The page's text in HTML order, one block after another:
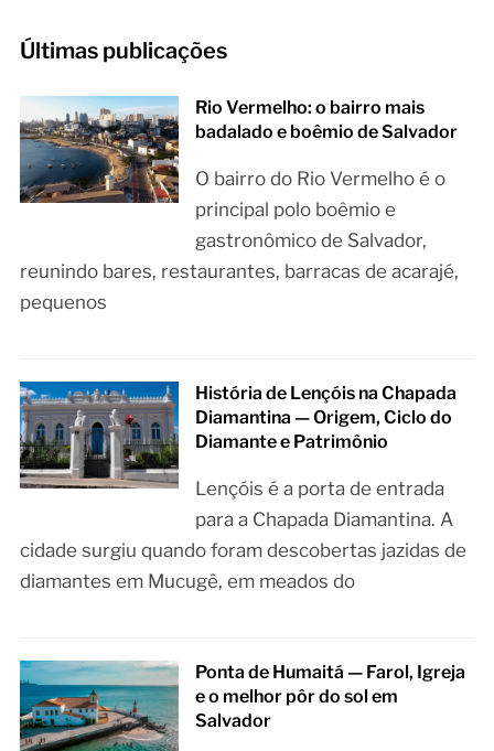
Últimas publicações
Rio Vermelho: o bairro mais
badalado e boêmio de Salvador
O bairro do Rio Vermelho é o
principal polo boêmio e
gastronômico de Salvador,
reunindo bares, restaurantes, barracas de acarajé,
pequenos
História de Lençóis na Chapada
Diamantina — Origem, Ciclo do
Diamante e Patrimônio
Lençóis é a porta de entrada
para a Chapada Diamantina. A
cidade surgiu quando foram descobertas jazidas de
diamantes em Mucugê, em meados do
Ponta de Humaitá — Farol, Igreja
e o melhor pôr do sol em
Salvador